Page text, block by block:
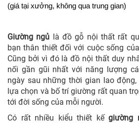
(giá tại xưởng, không qua trung gian)
Giường ngủ là đồ gỗ nội thất rất
bạn thân thiết đối với cuộc sống
Cũng bởi vì đó là đồ nội thất duy
nối gần gũi nhất với năng lượng
ngày sau những thời gian lao
lựa chọn và bố trí giường rất quan
tới đời sống của mỗi người.
Có rất nhiều kiểu thiết kế giường